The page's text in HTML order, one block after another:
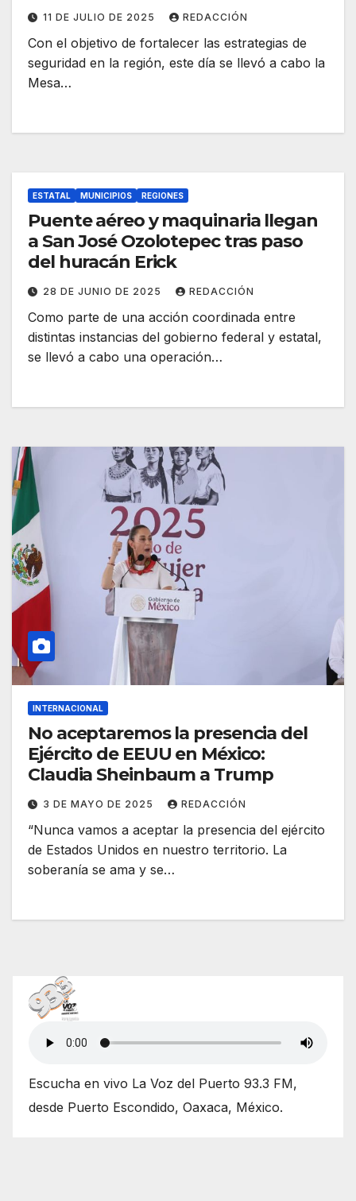
11 DE JULIO DE 2025 REDACCIÓN
Con el objetivo de fortalecer las estrategias de
seguridad en la región, este día se llevó a cabo la
Mesa…
ESTATAL MUNICIPIOS REGIONES
Puente aéreo y maquinaria llegan
a San José Ozolotepec tras paso
del huracán Erick
28 DE JUNIO DE 2025 REDACCIÓN
Como parte de una acción coordinada entre
distintas instancias del gobierno federal y estatal,
se llevó a cabo una operación…
INTERNACIONAL
No aceptaremos la presencia del
Ejército de EEUU en México:
Claudia Sheinbaum a Trump
3 DE MAYO DE 2025 REDACCIÓN
“Nunca vamos a aceptar la presencia del ejército
de Estados Unidos en nuestro territorio. La
soberanía se ama y se…
Escucha en vivo La Voz del Puerto 93.3 FM,
desde Puerto Escondido, Oaxaca, México.